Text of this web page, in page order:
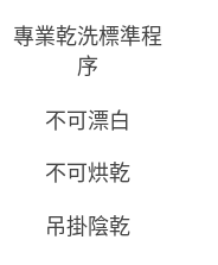
專業乾洗標準程
序
不可漂白
不可烘乾
吊掛陰乾